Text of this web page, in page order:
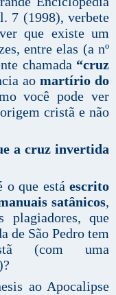
7 (1998), verbete
que existe um
entre elas (a nº
chamada “cruz
aomartírio do
você pode ver
cristã e não
a cruz invertida
o que está escrito
satânicos,
plagiadores, que
de São Pedro tem
(com uma
ao Apocalipse